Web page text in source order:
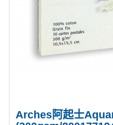
Arches阿起士